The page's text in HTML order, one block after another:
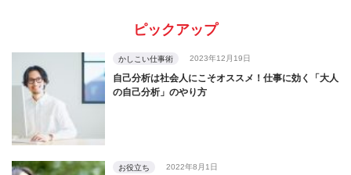
ピックアップ
かしこい仕事術 2023年12月19日
自己分析は社会人にこそオススメ！仕事に効く「大人
の自己分析」のやり方
お役立ち 2022年8月1日